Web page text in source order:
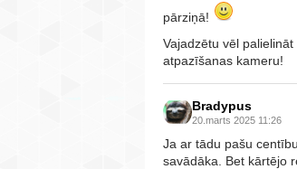
pārziņā!
Vajadzētu vēl
atpazīšanas kameru!
Bradypus
20.marts 2025 11:26
Ja ar tādu pašu
savādāka. Bet kārtējo